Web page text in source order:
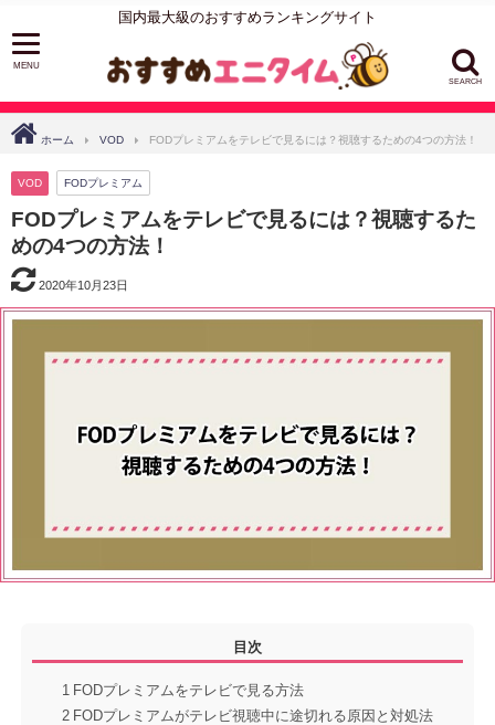
国内最大級のおすすめランキングサイト
SEARCH
ホーム VOD FODプレミアムをテレビで見るには？視聴するための4つの方法！
VOD FODプレミアム
FODプレミアムをテレビで見るには？視聴するた
めの4つの方法！
2020年10月23日
目次
1
FODプレミアムをテレビで見る方法
2FODプレミアムがテレビ視聴中に途切れる原因と対処法